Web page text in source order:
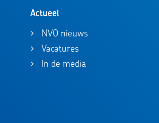
Actueel
NVO nieuws
Vacatures
In de media